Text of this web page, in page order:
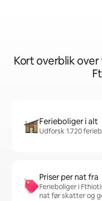
Kort overblik
Ferieboliger i alt
Udforsk 1.720
Priser per nat fra
Ferieboliger i
nat før skatter og